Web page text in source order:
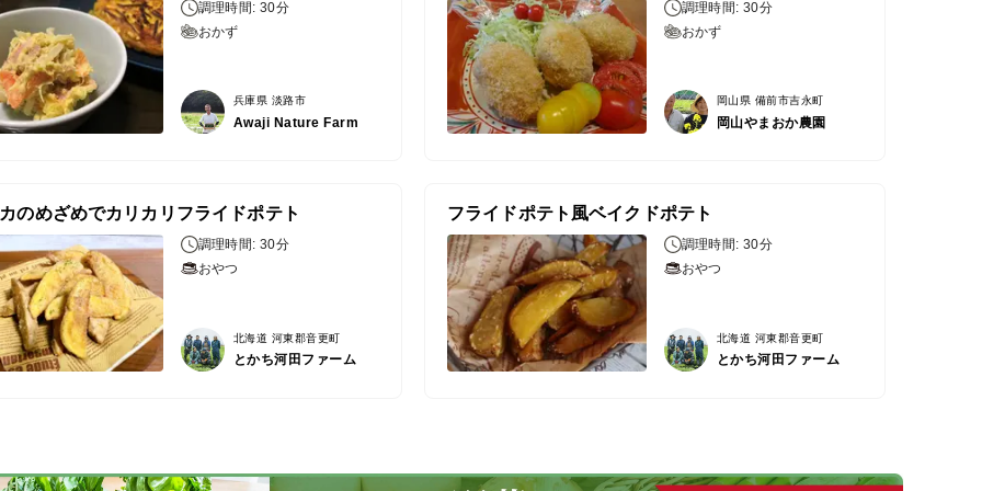
調理時間: 30分
おかず
兵庫県 淡路市
Awaji Nature Farm
調理時間: 30分
おかず
岡山県 備前市吉永町
岡山やまおか農園
のめざめでカリカリフライドポテト
調理時間: 30分
おやつ
北海道 河東郡音更町
とかち河田ファーム
フライドポテト風ベイクドポテト
調理時間: 30分
おやつ
北海道 河東郡音更町
とかち河田ファーム